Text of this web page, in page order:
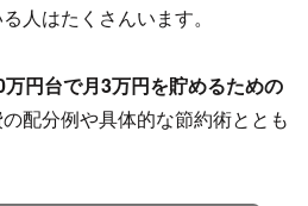
人はたくさんいます。
円台で月3万円を貯めるための
配分例や具体的な節約術ととも